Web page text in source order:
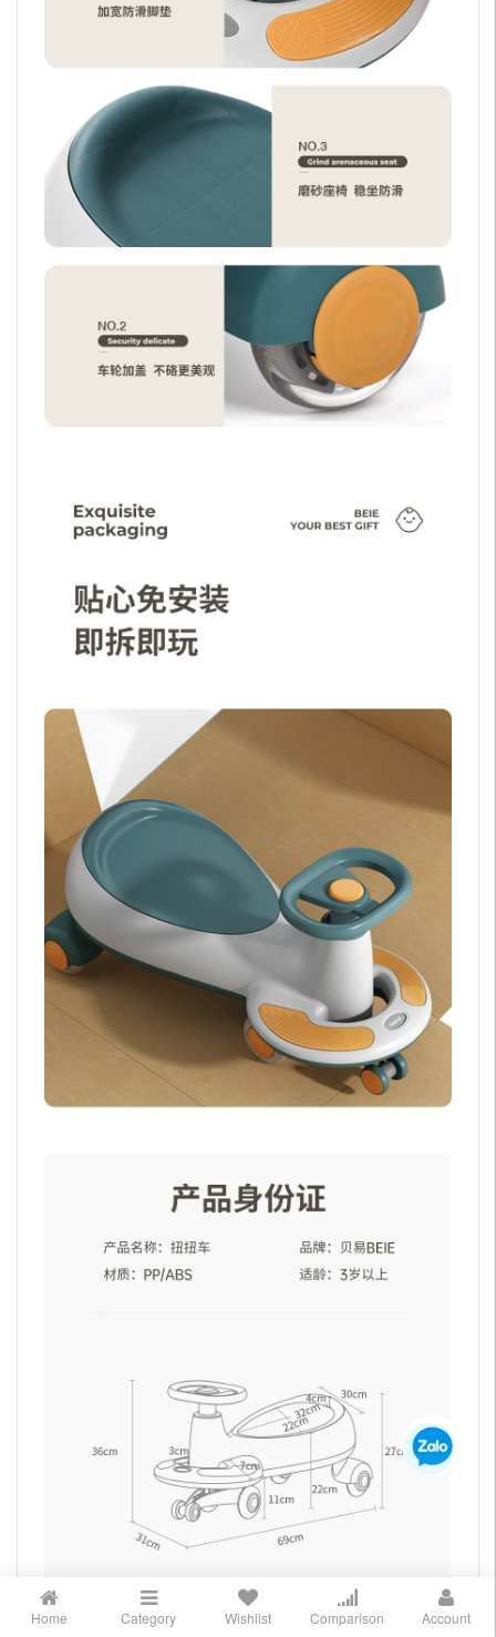
Home Category Wishlist Comparison Account